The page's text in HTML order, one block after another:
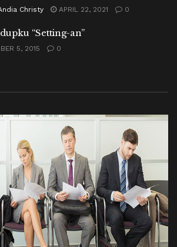
Christy APRIL 22, 2021 0
“Setting-an”
5, 2015 0